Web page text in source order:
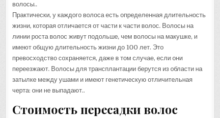
волосы..
Практически, у каждого волоса есть определенная длительность
жизни, которая отличается от части к части волос. Волосы на
линии роста волос живут подольше, чем волосы на макушке, и
имеют общую длительность жизни до 100 лет. Это
превосходство сохраняется, даже в том случае, если они
переезжают. Волосы для трансплантации берутся из области на
затылке между ушами и имеют генетическую отличительная
черта: они не выпадают..
Стоимость пересадки волос